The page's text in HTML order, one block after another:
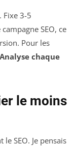
Fixe 3-5
SEO, ce
Pour les
Analyse chaque
le moins
SEO. Je pensais